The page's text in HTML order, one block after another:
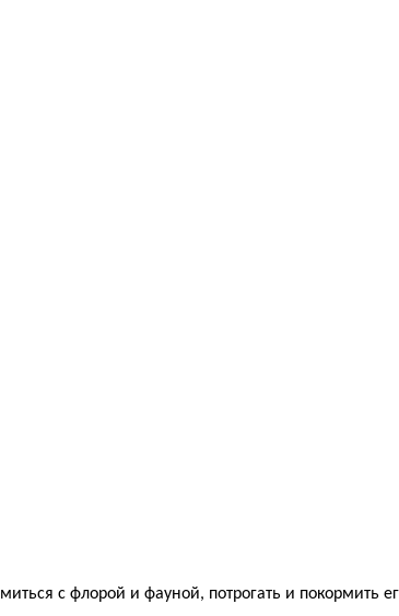
с флорой и фауной, потрогать и покормить